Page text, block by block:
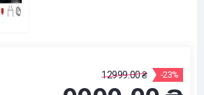
12999.00 ₴ -23%